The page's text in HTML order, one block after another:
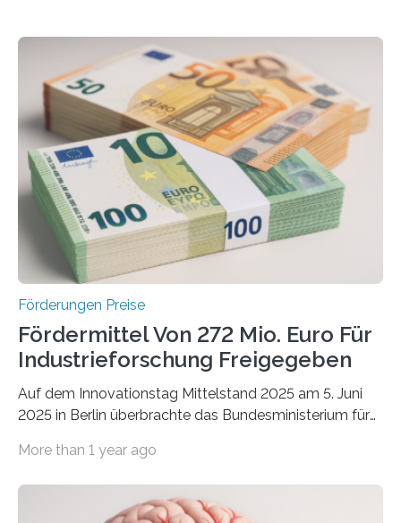
Förderungen Preise
Fördermittel Von 272 Mio. Euro Für
Industrieforschung Freigegeben
Auf dem Innovationstag Mittelstand 2025 am 5. Juni
2025 in Berlin überbrachte das Bundesministerium für
Überplanmäßige Verpflichtungsermächtigungen in
Woche vom Haushaltsausschuss freigegeben – unter
More than 1 year ago